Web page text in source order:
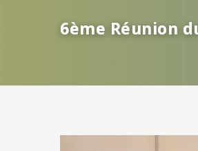
6ème Réunion
6ème Réunion